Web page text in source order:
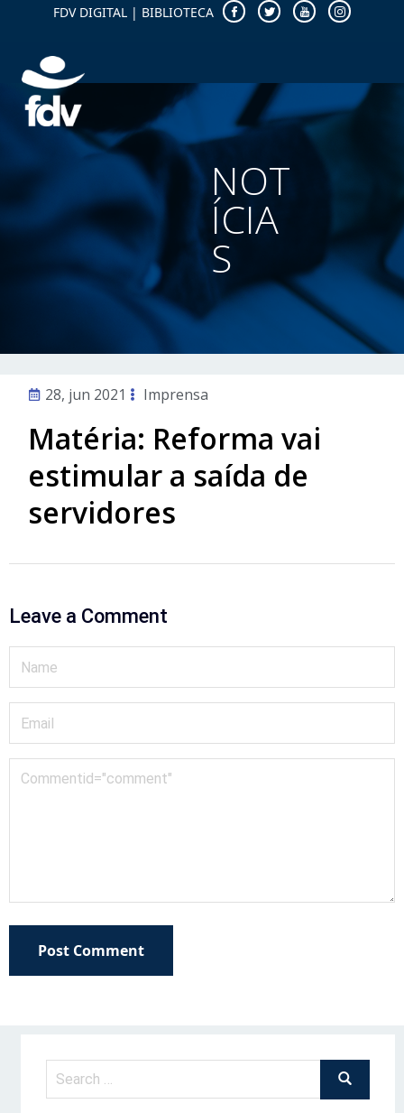
FDV DIGITAL | BIBLIOTECA
NOT
ÍCIA
S
28, jun 2021 Imprensa
Matéria: Reforma vai
estimular a saída de
servidores
Leave a Comment
Post Comment